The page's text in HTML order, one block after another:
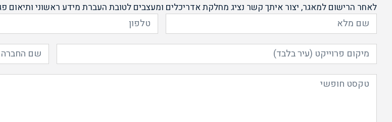
לאחר הרישום למאגר, יצור איתך קשר נציג מחלקת אדריכלים ומעצבים לטובת העברת מידע ראשוני ותיאום